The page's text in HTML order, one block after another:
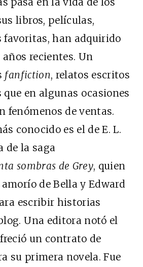
libros, películas,
favoritas, han adquirido
recientes. Un
fanfiction, relatos escritos
en algunas ocasiones
fenómenos de ventas.
conocido es el de E. L.
de la saga
sombras de Grey, quien
de Bella y Edward
escribir historias
Una editora notó el
un contrato de
su primera novela. Fue